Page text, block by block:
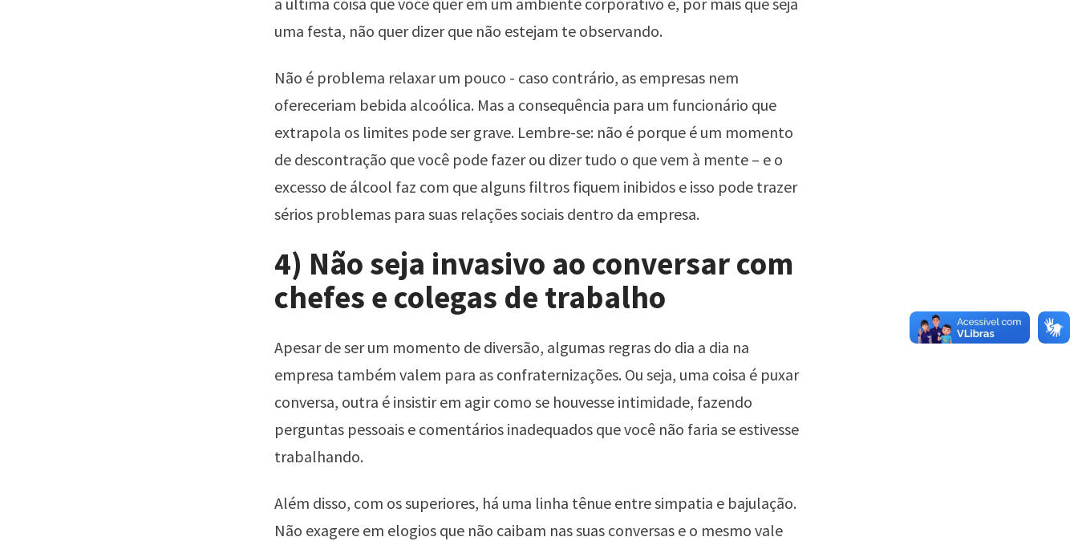
uma festa, não quer dizer que não estejam te observando.
Não é problema relaxar um pouco - caso contrário, as empresas nem
ofereceriam bebida alcoólica. Mas a consequência para um funcionário que
extrapola os limites pode ser grave. Lembre-se: não é porque é um momento
de descontração que você pode fazer ou dizer tudo o que vem à mente – e o
excesso de álcool faz com que alguns filtros fiquem inibidos e isso pode trazer
sérios problemas para suas relações sociais dentro da empresa.
4) Não seja invasivo ao conversar com
chefes e colegas de trabalho
Apesar de ser um momento de diversão, algumas regras do dia a dia na
empresa também valem para as confraternizações. Ou seja, uma coisa é puxar
conversa, outra é insistir em agir como se houvesse intimidade, fazendo
perguntas pessoais e comentários inadequados que você não faria se estivesse
trabalhando.
Além disso, com os superiores, há uma linha tênue entre simpatia e bajulação.
Não exagere em elogios que não caibam nas suas conversas e o mesmo vale